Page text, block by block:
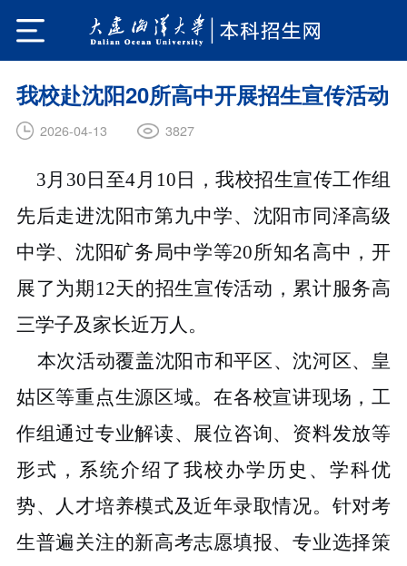
我校赴沈阳20所高中开展招生宣传活动
2026-04-13 3827
3月30日至4月10日，我校招生宣传工作组
先后走进沈阳市第九中学、沈阳市同泽高级
中学、沈阳矿务局中学等20所知名高中，开
展了为期12天的招生宣传活动，累计服务高
三学子及家长近万人。
本次活动覆盖沈阳市和平区、沈河区、皇
姑区等重点生源区域。在各校宣讲现场，工
作组通过专业解读、展位咨询、资料发放等
形式，系统介绍了我校办学历史、学科优
势、人才培养模式及近年录取情况。针对考
生普遍关注的新高考志愿填报、专业选择策